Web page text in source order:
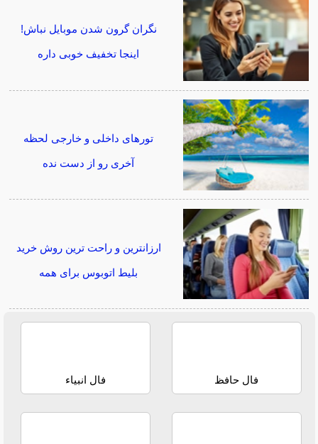
نگران گرون شدن موبایل نباش!
اینجا تخفیف خوبی داره
تورهای داخلی و خارجی لحظه
آخری رو از دست نده
ارزانترین و راحت ترین روش خرید
بلیط اتوبوس برای همه
فال حافظ فال انبیاء